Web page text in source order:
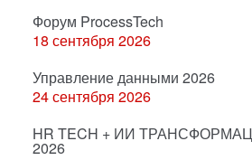
Форум ProcessTech
18 сентября 2026
Управление данными 2026
24 сентября 2026
HR TECH + ИИ
2026